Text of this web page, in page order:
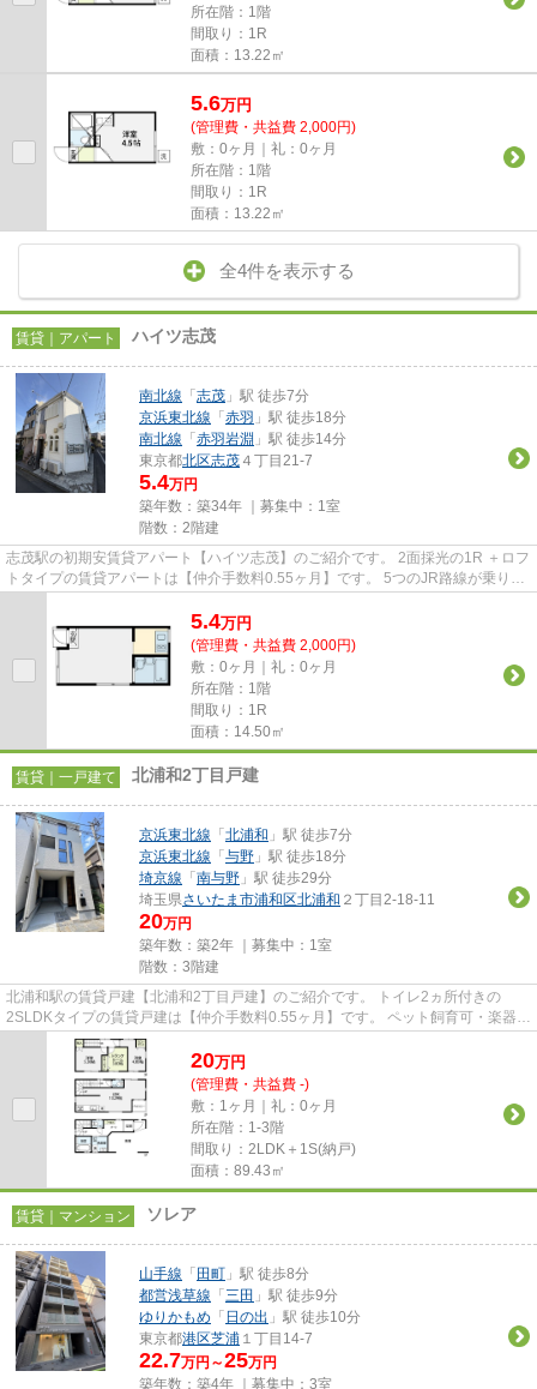
所在階：1階
間取り：1R
面積：13.22㎡
5.6万円
(管理費・共益費 2,000円)
敷：0ヶ月｜礼：0ヶ月
所在階：1階
間取り：1R
面積：13.22㎡
全4件を表示する
賃貸｜アパート ハイツ志茂
南北線 「 志茂 」駅 徒歩7分
京浜東北線 「 赤羽 」駅 徒歩18分
南北線 「 赤羽岩淵 」駅 徒歩14分
東京都北区志茂 ４丁目21-7
5.4万円
築年数：築34年 ｜募集中： 1室
階数：2階建
志茂駅の初期安賃貸アパート【ハイツ志茂】のご紹介です。 2面採光の1R ＋ロフ
トタイプの賃貸アパートは【仲介手数料0.55ヶ月】です。 5つのJR路線が乗り入
5.4万円
(管理費・共益費 2,000円)
敷：0ヶ月｜礼：0ヶ月
所在階：1階
間取り：1R
面積：14.50㎡
賃貸｜一戸建て 北浦和2丁目戸建
京浜東北線 「 北浦和 」駅 徒歩7分
京浜東北線 「 与野 」駅 徒歩18分
埼京線 「 南与野 」駅 徒歩29分
埼玉県さいたま市浦和区北浦和 ２丁目2-18-11
20万円
築年数：築2年 ｜募集中： 1室
階数：3階建
北浦和駅の賃貸戸建【北浦和2丁目戸建】のご紹介です。 トイレ2ヵ所付きの
2SLDKタイプの賃貸戸建は【仲介手数料0.55ヶ月】です。 ペット飼育可・楽器可
な築浅戸建です！ グリル付き3...
20万円
(管理費・共益費 -)
敷：1ヶ月｜礼：0ヶ月
所在階：1-3階
間取り：2LDK＋1S(納戸)
面積：89.43㎡
賃貸｜マンション ソレア
山手線 「 田町 」駅 徒歩8分
都営浅草線 「 三田 」駅 徒歩9分
ゆりかもめ 「 日の出 」駅 徒歩10分
東京都港区芝浦 １丁目14-7
22.7万円～25万円
築年数：築4年 ｜募集中： 3室